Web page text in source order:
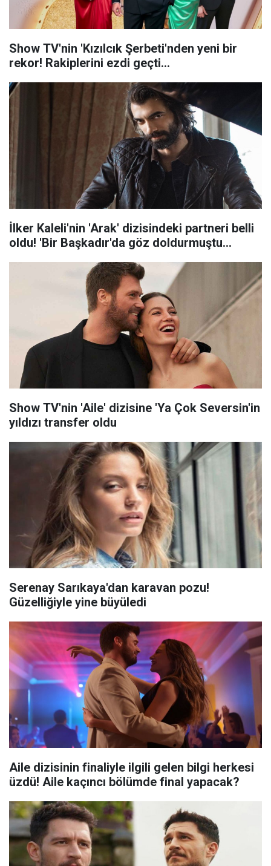
Show TV'nin 'Kızılcık Şerbeti'nden yeni bir
rekor! Rakiplerini ezdi geçti...
İlker Kaleli'nin 'Arak' dizisindeki partneri belli
oldu! 'Bir Başkadır'da göz doldurmuştu...
Show TV'nin 'Aile' dizisine 'Ya Çok Seversin'in
yıldızı transfer oldu
Serenay Sarıkaya'dan karavan pozu!
Güzelliğiyle yine büyüledi
Aile dizisinin finaliyle ilgili gelen bilgi herkesi
üzdü! Aile kaçıncı bölümde final yapacak?